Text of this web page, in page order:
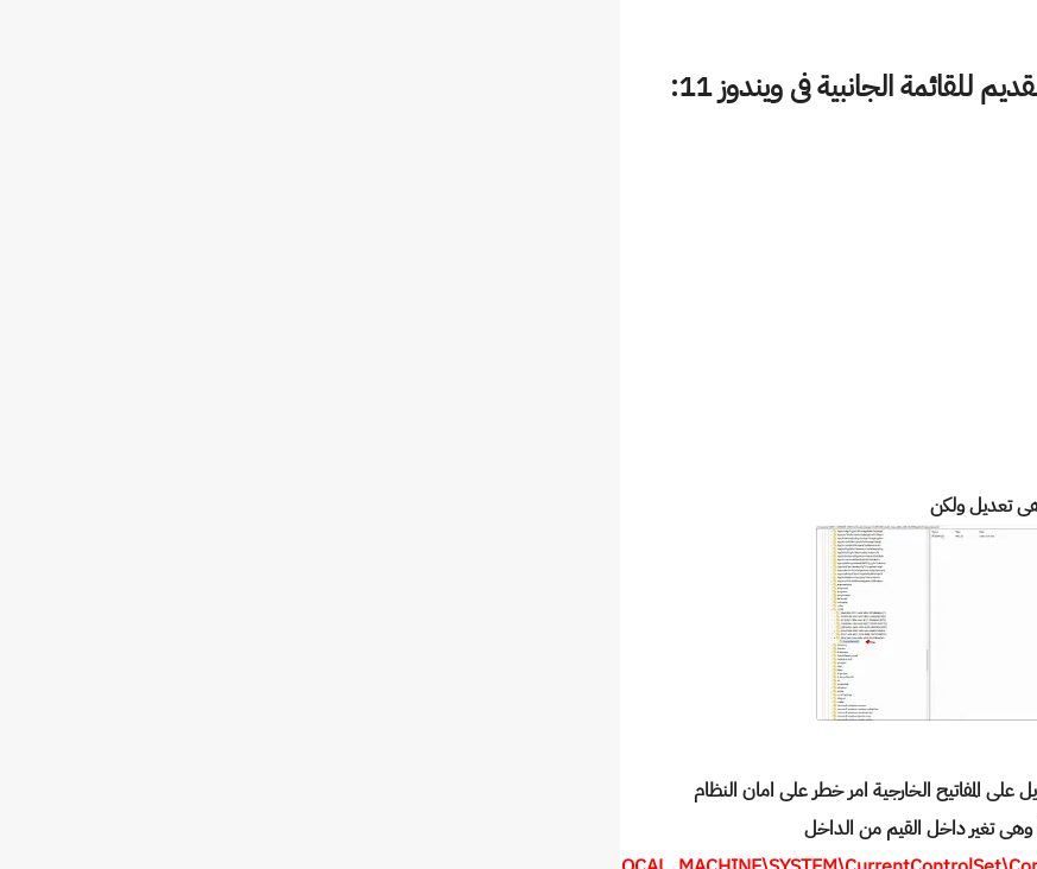
للقائمة الجانبية فى ويندوز 11:
تعديل ولكن
المفاتيح الخارجية امر خطر على امان النظام
وهى تغير داخل القيم من الداخل